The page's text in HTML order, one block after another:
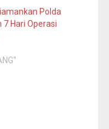
Polda
7 Hari Operasi